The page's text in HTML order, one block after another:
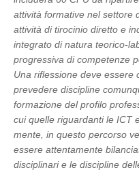
attività formative nel settore
attività di tirocinio diretto e
integrato di natura teorico-
progressiva di competenze
Una riflessione deve essere
prevedere discipline
formazione del profilo
cui quelle riguardanti le ICT
mente, in questo percorso
essere attentamente
disciplinari e le discipline